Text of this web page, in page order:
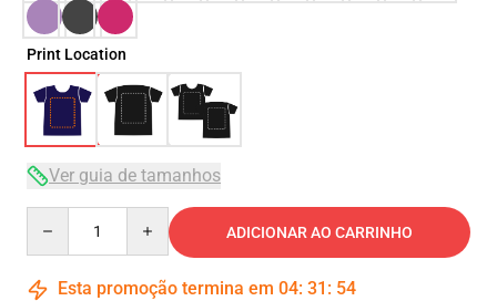
Print Location
Ver guia de tamanhos
ADICIONAR AO CARRINHO
Esta promoção termina em 04: 31 : 53